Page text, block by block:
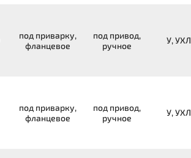
под приварку,
фланцевое
под привод,
ручное
У, УХЛ
под приварку,
фланцевое
под привод,
ручное
У, УХЛ